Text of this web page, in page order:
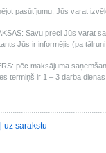
pasūtījumu, Jūs varat
Savu preci Jūs varat
Jūs ir informējis (pa
pēc maksājuma
termiņš ir 1 – 3 darba
uz sarakstu